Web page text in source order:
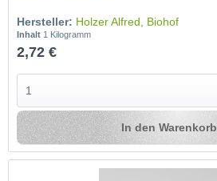
Hersteller: Holzer Alfred, Biohof
Inhalt 1 Kilogramm
2,72 €
In den Warenkorb